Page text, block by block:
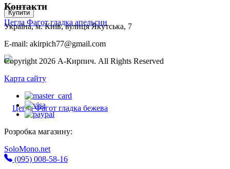
Купити
Цегла Фагот гладка апельсин
Контакти
Україна, м. Київ, вулиця Якутська, 7
E-mail: akirpich77@gmail.com
Copyright 2026 А-Кирпич. All Rights Reserved
Карта сайту
Розробка магазину:
SoloMono.net
(095) 008-58-16